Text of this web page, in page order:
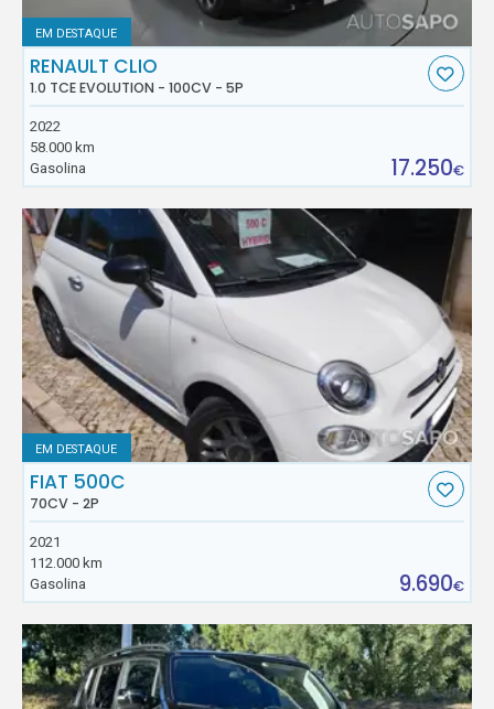
EM DESTAQUE
RENAULT CLIO
1.0 TCE EVOLUTION - 100CV - 5P
2022
58.000 km
Gasolina
17.250€
EM DESTAQUE
FIAT 500C
70CV - 2P
2021
112.000 km
Gasolina
9.690€